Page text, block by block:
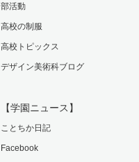
部活動
高校の制服
高校トピックス
デザイン美術科ブログ
【学園ニュース】
ことちか日記
Facebook